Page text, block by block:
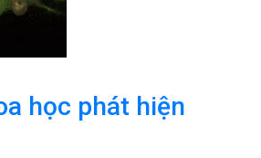
học phát hiện